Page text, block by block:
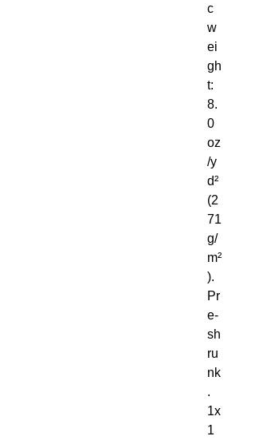
c
w
ei
gh
t:
8.
0
oz
/y
d²
(2
71
g/
m²
).
Pr
e-
sh
ru
nk
.
1x
1